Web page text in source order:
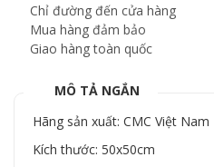
Chỉ đường đến cửa hàng
Mua hàng đảm bảo
Giao hàng toàn quốc
MÔ TẢ NGẮN
Hãng sản xuất: CMC Việt Nam
Kích thước: 50x50cm